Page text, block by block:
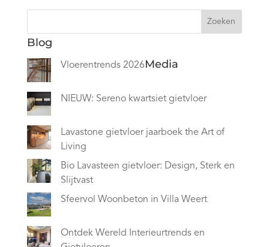
Zoeken
Blog
Vloerentrends 2026
NIEUW: Sereno kwartsiet gietvloer
Lavastone gietvloer jaarboek the Art of
Living
Bio Lavasteen gietvloer: Design, Sterk en
Slijtvast
Sfeervol Woonbeton in Villa Weert
Ontdek Wereld Interieurtrends en
Media